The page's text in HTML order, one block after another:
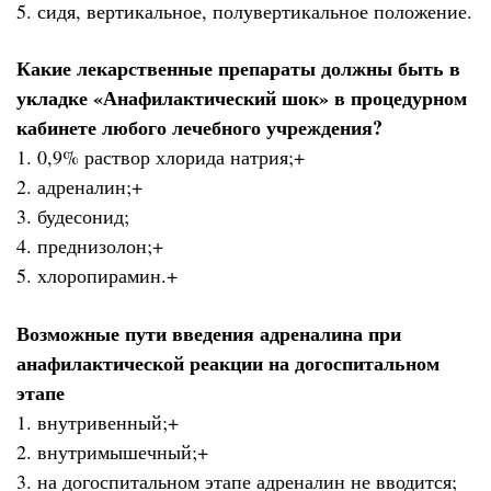
5. сидя, вертикальное, полувертикальное положение.
Какие лекарственные препараты должны быть в
укладке «Анафилактический шок» в процедурном
кабинете любого лечебного учреждения?
1. 0,9% раствор хлорида натрия;+
2. адреналин;+
3. будесонид;
4. преднизолон;+
5. хлоропирамин.+
Возможные пути введения адреналина при
анафилактической реакции на догоспитальном
этапе
1. внутривенный;+
2. внутримышечный;+
3. на догоспитальном этапе адреналин не вводится;